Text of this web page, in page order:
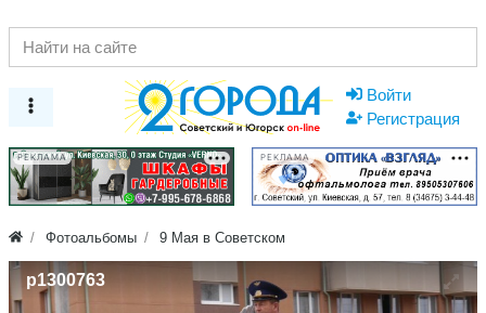
Войти
Регистрация
РЕКЛАМА РЕКЛАМА
Фотоальбомы 9 Мая в Советском
p1300763